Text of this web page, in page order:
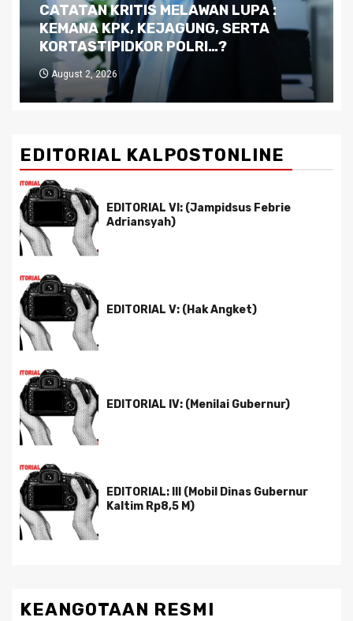
Dilema Kaltim di Tengah Krisis:
Kutukan Sumber Daya Alam dan
Pemimpin yang Tak Kreatif
July 29, 2026
EDITORIAL KALPOSTONLINE
EDITORIAL VI: (Jampidsus Febrie
Adriansyah)
EDITORIAL V: (Hak Angket)
EDITORIAL IV: (Menilai Gubernur)
EDITORIAL: III (Mobil Dinas Gubernur
Kaltim Rp8,5 M)
KEANGOTAAN RESMI